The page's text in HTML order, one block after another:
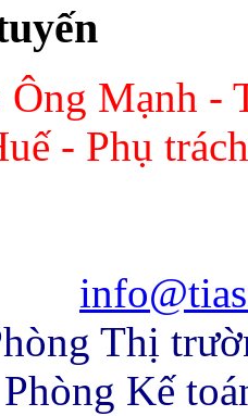
Mạnh -
- Phụ
Thị
Phòng Kế